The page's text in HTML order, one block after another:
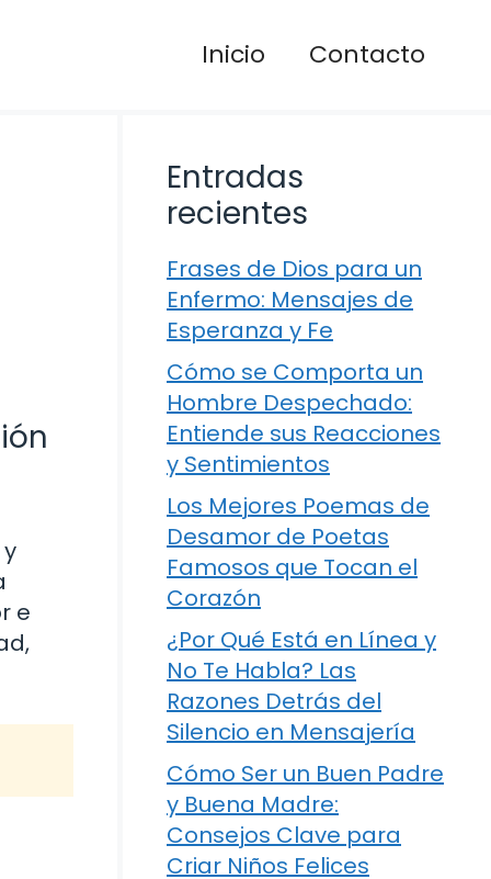
Inicio Contacto
e
Entradas
recientes
Frases de Dios para un
Enfermo: Mensajes de
Esperanza y Fe
Cómo se Comporta un
Hombre Despechado:
Entiende sus Reacciones
y Sentimientos
Los Mejores Poemas de
Desamor de Poetas
Famosos que Tocan el
Corazón
¿Por Qué Está en Línea y
No Te Habla? Las
Razones Detrás del
Silencio en Mensajería
Cómo Ser un Buen Padre
y Buena Madre:
Consejos Clave para
Criar Niños Felices